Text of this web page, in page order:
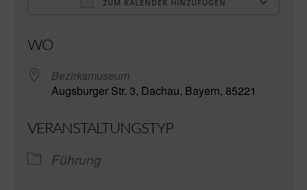
ZUM KALENDER HINZUFÜGEN
WO
Bezirksmuseum
Augsburger Str. 3, Dachau, Bayern, 85221
VERANSTALTUNGSTYP
Führung